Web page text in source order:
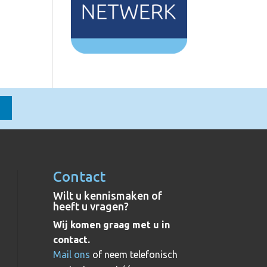
Contact
Wilt u kennismaken of
heeft u vragen?
Wij komen graag met u in
contact.
Mail ons of neem telefonisch